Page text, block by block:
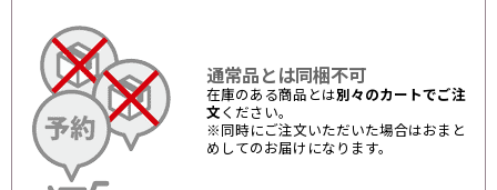
通常品とは同梱不可
在庫のある商品とは別々のカートでご注
文 ください。
※同時にご注文いただいた場合はおまと
めしてのお届けになります。